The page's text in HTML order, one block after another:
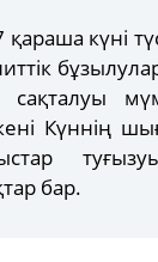
қараша күні
Күннің
бар.